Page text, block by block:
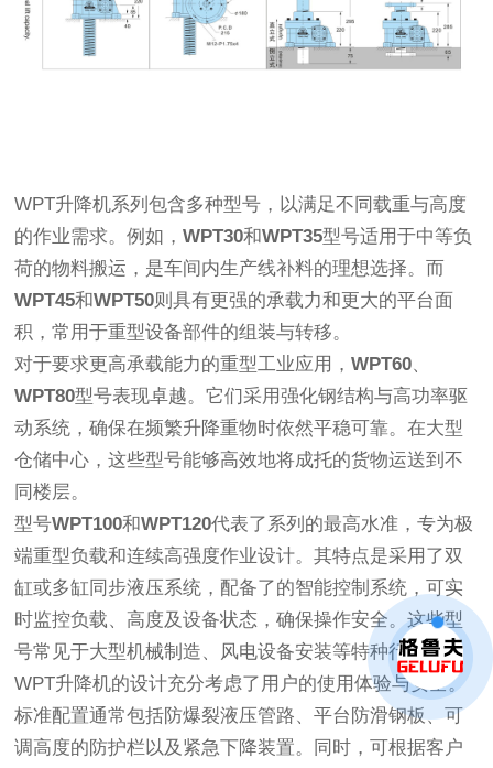
WPT升降机系列包含多种型号，以满足不同载重与高度
的作业需求。例如，WPT30和WPT35型号适用于中等负
荷的物料搬运，是车间内生产线补料的理想选择。而
WPT45和WPT50则具有更强的承载力和更大的平台面
积，常用于重型设备部件的组装与转移。
对于要求更高承载能力的重型工业应用，WPT60、
WPT80型号表现卓越。它们采用强化钢结构与高功率驱
动系统，确保在频繁升降重物时依然平稳可靠。在大型
仓储中心，这些型号能够高效地将成托的货物运送到不
同楼层。
型号WPT100和WPT120代表了系列的最高水准，专为极
端重型负载和连续高强度作业设计。其特点是采用了双
缸或多缸同步液压系统，配备了的智能控制系统，可实
时监控负载、高度及设备状态，确保操作安全。这些型
号常见于大型机械制造、风电设备安装等特种行业。
WPT升降机的设计充分考虑了用户的使用体验与安全。
标准配置通常包括防爆裂液压管路、平台防滑钢板、可
调高度的防护栏以及紧急下降装置。同时，可根据客户